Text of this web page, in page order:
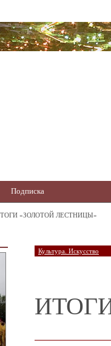
Подписка
«ЗОЛОТОЙ ЛЕСТНИЦЫ»
Культура. Искусство